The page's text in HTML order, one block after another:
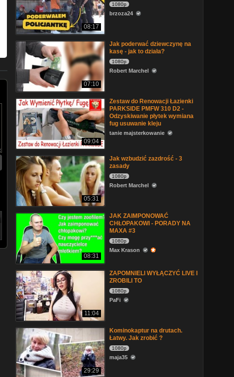
08:17
1080p
brzoza24
07:10
Jak poderwać dziewczynę na
kasę - jak to działa?
1080p
Robert Marchel
09:04
Zestaw do Renowacji Łazienki
PARKSIDE PMFW 310 D2 -
Odzyskiwanie płytek wymiana
fug usuwanie kleju
tanie majsterkowanie
05:31
Jak wzbudzić zazdrość - 3
zasady
1080p
Robert Marchel
08:31
JAK ZAIMPONOWAĆ
CHŁOPAKOWI - PORADY NA
MAXA #3
1080p
Max Krason
11:04
ZAPOMNIELI WYŁĄCZYĆ LIVE I
ZROBILI TO
1080p
PaFi
29:29
Kominokaptur na drutach.
Łatwy. Jak zrobić ?
1080p
maja35